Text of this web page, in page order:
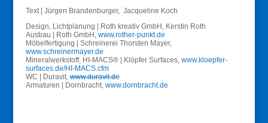
Text | Jürgen Brandenburger, Jacqueline Koch
Design, Lichtplanung | Roth kreativ GmbH, Kerstin Roth
Ausbau | Roth GmbH, www.rother-punkt.de
Möbelfertigung | Schreinerei Thorsten Mayer,
www.schreinermayer.de
Mineralwerkstoff, HI-MACS® | Klöpfer Surfaces, www.kloepfer-
surfaces.de/HI-MACS.cfm
WC | Duravit,www.duravit.de
Armaturen | Dornbracht, www.dornbracht.de